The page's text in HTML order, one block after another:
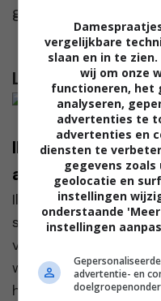
gezellig 🙂
Lees verder...
Ilona: “De
altijd groepjes
Ilona en Jan
singlesreis. “Ik dacht
vakantieliefde zou
wel, zo’n intense klik
het we...
vergelijkbare
slaan en in te
wij om onze
functioneren, het
analyseren,
advertenties te
advertenties en
diensten te
gegevens zoals
geolocatie en
instellingen
onderstaande
instellingen
advertentie- en